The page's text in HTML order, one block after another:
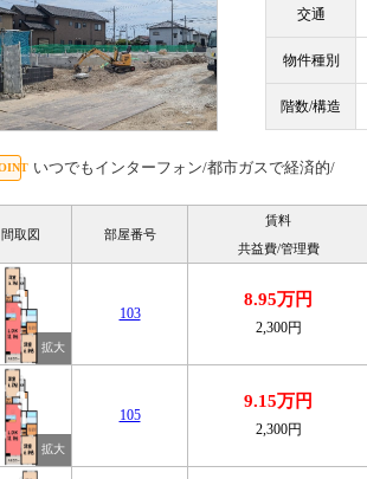
交通
物件種別
階数/構造
いつでもインターフォン/都市ガスで経済的/
間取図 部屋番号
賃料
共益費/管理費
103
8.95万円
2,300円
105
9.15万円
2,300円